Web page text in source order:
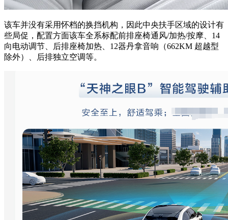
该车并没有采用怀档的换挡机构，因此中央扶手区域的设计有
些局促，配置方面该车全系标配前排座椅通风/加热/按摩、14
向电动调节、后排座椅加热、12器丹拿音响（662KM 超越型
除外）、后排独立空调等。